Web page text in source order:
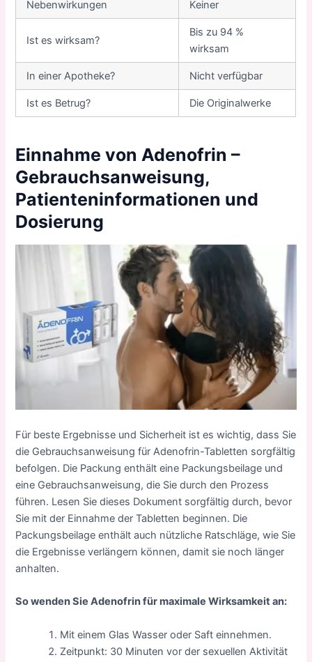
Nebenwirkungen Keiner
Ist es wirksam?
Bis zu 94 %
wirksam
In einer Apotheke? Nicht verfügbar
Ist es Betrug? Die Originalwerke
Einnahme von Adenofrin –
Gebrauchsanweisung,
Patienteninformationen und
Dosierung
Für beste Ergebnisse und Sicherheit ist es wichtig, dass Sie
die Gebrauchsanweisung für Adenofrin-Tabletten sorgfältig
befolgen. Die Packung enthält eine Packungsbeilage und
eine Gebrauchsanweisung, die Sie durch den Prozess
führen. Lesen Sie dieses Dokument sorgfältig durch, bevor
Sie mit der Einnahme der Tabletten beginnen. Die
Packungsbeilage enthält auch nützliche Ratschläge, wie Sie
die Ergebnisse verlängern können, damit sie noch länger
anhalten.
So wenden Sie Adenofrin für maximale Wirksamkeit an:
Mit einem Glas Wasser oder Saft einnehmen.
Zeitpunkt: 30 Minuten vor der sexuellen Aktivität